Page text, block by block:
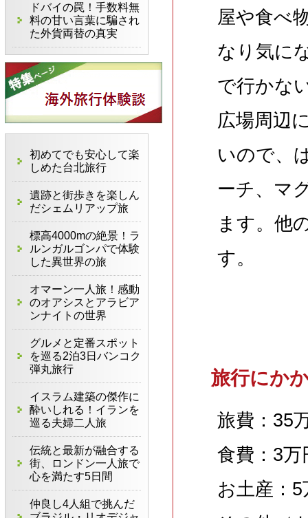
屋や食べ
なり気に
で行かな
広場周辺
いので、
ーチ、マ
ます。他
す。
旅行にか
旅費：35
食費：3万
お土産：5
ドバイの罠！手数料無
料の甘い言葉に騙され
た外貨両替の真実
初めてでも安心して楽
しめた台北旅行
遺跡と街歩きを楽しん
だシェムリアップ旅
標高4000mの絶景！ラ
ルンガルゴンパで体験
した異世界の旅
オマーン一人旅！感動
のオアシスとアラビア
ンナイトの世界
グルメと定番スポット
を巡る2泊3日バンコク
弾丸旅行
イスラム建築の傑作に
酔いしれる！イランを
巡る夫婦二人旅
伝統と最新が融合する
街、ロンドン一人旅で
心を満たす5日間
仲良し4人組で挑んだ